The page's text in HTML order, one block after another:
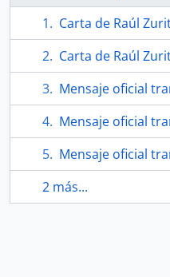
Carta de Raúl Zurita a la Comisión de
Carta de Raúl Zurita a la Comisión de
Mensaje oficial transmitido por el Ministerio de Relaciones
Mensaje oficial transmitido por el Ministerio de Relaciones
Mensaje oficial transmitido por la Embajada de Chile en
2 más...